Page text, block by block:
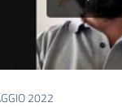
2022